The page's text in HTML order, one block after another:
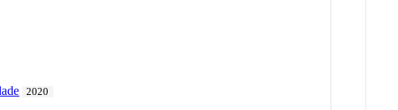
2020